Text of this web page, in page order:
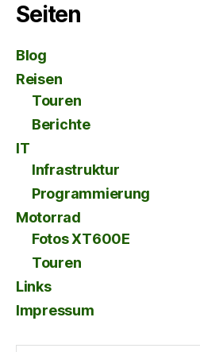
Seiten
Blog
Reisen
Touren
Berichte
IT
Infrastruktur
Programmierung
Motorrad
Fotos XT600E
Touren
Links
Impressum